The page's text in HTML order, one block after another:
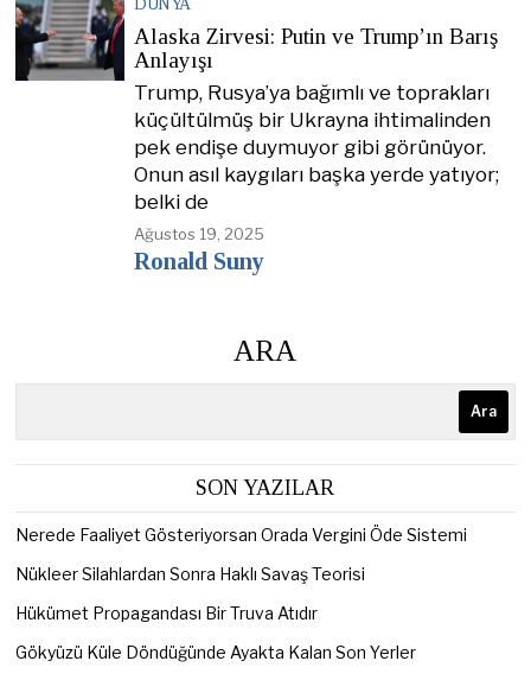
DÜNYA
Alaska Zirvesi: Putin ve Trump’ın Barış
Anlayışı
Trump, Rusya’ya bağımlı ve toprakları
küçültülmüş bir Ukrayna ihtimalinden
pek endişe duymuyor gibi görünüyor.
Onun asıl kaygıları başka yerde yatıyor;
belki de
Ağustos 19, 2025
Ronald Suny
ARA
Ara
SON YAZILAR
Nerede Faaliyet Gösteriyorsan Orada Vergini Öde Sistemi
Nükleer Silahlardan Sonra Haklı Savaş Teorisi
Hükümet Propagandası Bir Truva Atıdır
Gökyüzü Küle Döndüğünde Ayakta Kalan Son Yerler